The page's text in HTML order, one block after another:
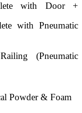
with Door +
with Pneumatic
(Pneumatic
Powder & Foam